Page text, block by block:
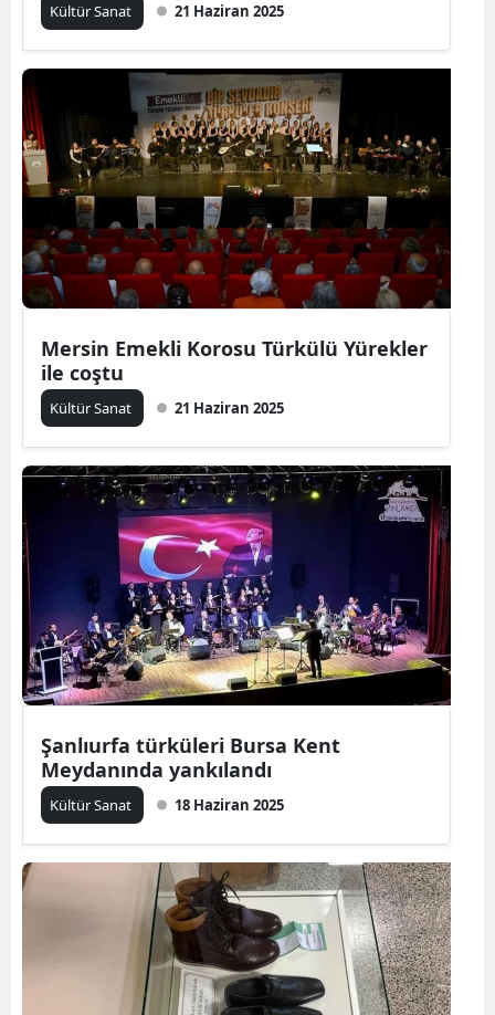
Kültür Sanat 21 Haziran 2025
Mersin Emekli Korosu Türkülü Yürekler
ile coştu
Kültür Sanat 21 Haziran 2025
Şanlıurfa türküleri Bursa Kent
Meydanında yankılandı
Kültür Sanat 18 Haziran 2025